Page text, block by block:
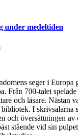
under medeltiden
seger i Europa
Från 700-talet
och läsare. Nästan
I skrivsalarna
och översättningen av
stående vid sin